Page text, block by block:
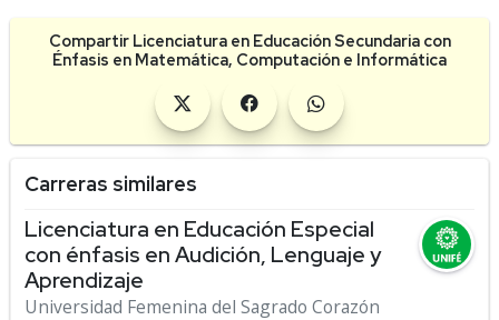
Compartir Licenciatura en Educación Secundaria con
Énfasis en Matemática, Computación e Informática
Carreras similares
Licenciatura en Educación Especial
con énfasis en Audición, Lenguaje y
Aprendizaje
Universidad Femenina del Sagrado Corazón